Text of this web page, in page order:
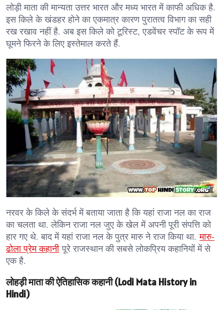
लोड़ी माता की मान्यता उत्तर भारत और मध्य भारत में काफी अधिक है.
इस किले के खंडहर होने का एकमात्र कारण पुरातत्व विभाग का सही
रख रखाव नहीं है. अब इस किले को टूरिस्ट, एडवेंचर स्पॉट के रूप में
घूमने फिरने के लिए इस्तेमाल करते हैं.
नरवर के किले के संदर्भ में बताया जाता है कि यहां राजा नल का राज
का चलता था. लेकिन राजा नल जुए के खेल में अपनी पूरी संपत्ति को
हार गए थे. बाद में यहां राजा नल के पुत्र मारु ने राज किया था.मारु-
ढोला प्रेम कहानीपूरे राजस्थान की सबसे लोकप्रिय कहानियों में से
एक है.
लोहड़ी माता की ऐतिहासिक कहानी (Lodi Mata History in
Hindi)